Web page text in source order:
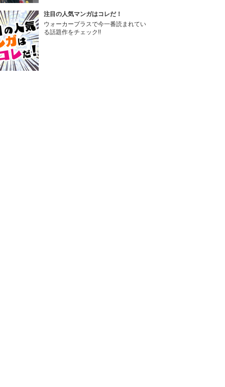
注目の人気マンガはコレだ！
ウォーカープラスで今一番読まれてい
る話題作をチェック!!